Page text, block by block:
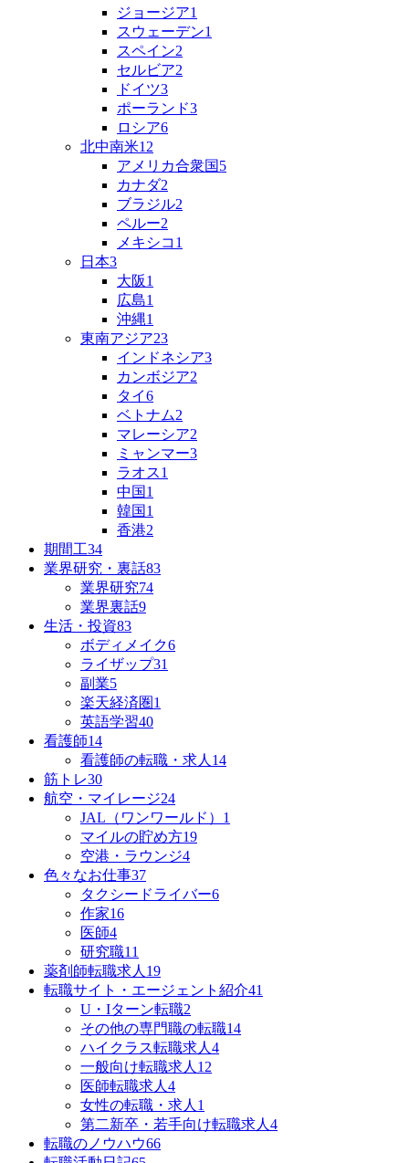
ジョージア1
スウェーデン1
スペイン2
セルビア2
ドイツ3
ポーランド3
ロシア6
北中南米12
アメリカ合衆国5
カナダ2
ブラジル2
ペルー2
メキシコ 1
日本3
大阪1
広島1
沖縄1
東南アジア23
インドネシア3
カンボジア2
タイ6
ベトナム2
マレーシア2
ミャンマー3
ラオス1
中国1
韓国1
香港2
期間工34
業界研究・裏話83
業界研究74
業界裏話9
生活・投資83
ボディメイク6
ライザップ31
副業5
楽天経済圏 1
英語学習40
看護師14
看護師の転職・求人 14
筋トレ30
航空・マイレージ24
JAL（ワンワールド） 1
マイルの貯め方19
空港・ラウンジ4
色々なお仕事37
タクシードライバー6
作家16
医師4
研究職11
薬剤師転職求人 19
転職サイト・エージェント紹介41
U・Iターン転職2
その他の専門職の転職14
ハイクラス転職求人 4
一般向け転職求人 12
医師転職求人 4
女性の転職・求人 1
第二新卒・若手向け転職求人 4
転職のノウハウ66